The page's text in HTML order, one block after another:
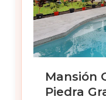
Mansión
Piedra